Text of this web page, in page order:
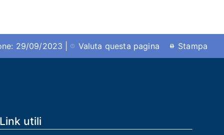
29/09/2023 | Valuta questa pagina Stampa
Link utili